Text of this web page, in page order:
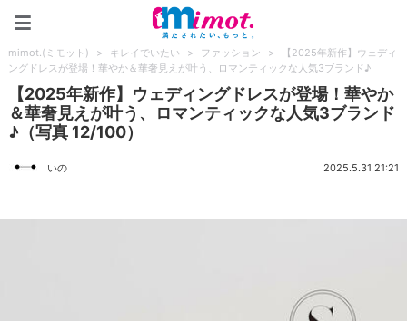
mimot.(ミモット) > キレイでいたい > ファッション >
【2025年新作】ウェディ
ングドレスが登場！華やか＆華奢見えが叶う、ロマンティックな人気3ブランド♪
【2025年新作】ウェディングドレスが登場！華やか
＆華奢見えが叶う、ロマンティックな人気3ブランド
♪（写真 12/100）
いの 2025.5.31 21:21